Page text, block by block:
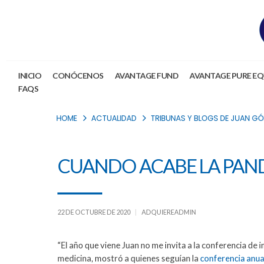
INICIO CONÓCENOS AVANTAGE FUND AVANTAGE PURE
FAQS
HOME ACTUALIDAD TRIBUNAS Y BLOGS DE JUAN
CUANDO ACABE LA
22 DE OCTUBRE DE 2020 ADQUIEREADMIN
“El año que viene Juan no me invita a la conferencia
medicina, mostró a quienes seguían la conferencia